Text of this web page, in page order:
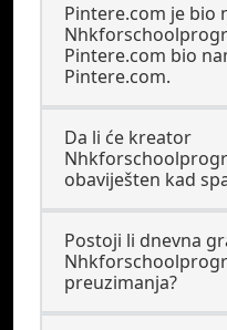
Pintere.com je bio
Pintere.com bio
Pintere.com.
Da li će kreator
obaviješten kad
Postoji li dnevna
preuzimanja?